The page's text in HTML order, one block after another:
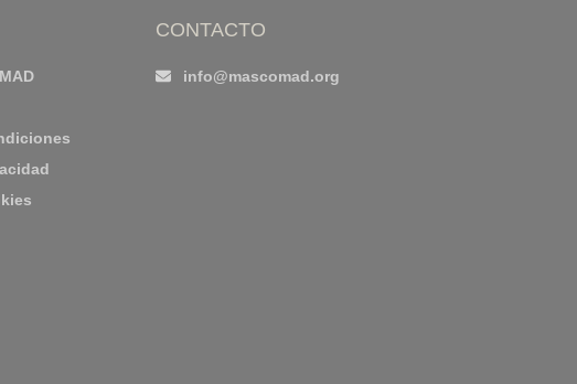
CONTACTO
info@mascomad.org